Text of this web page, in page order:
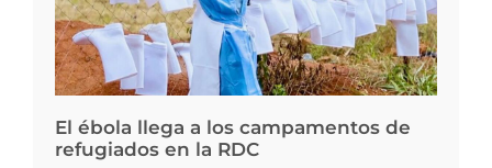
El ébola llega a los campamentos de
refugiados en la RDC